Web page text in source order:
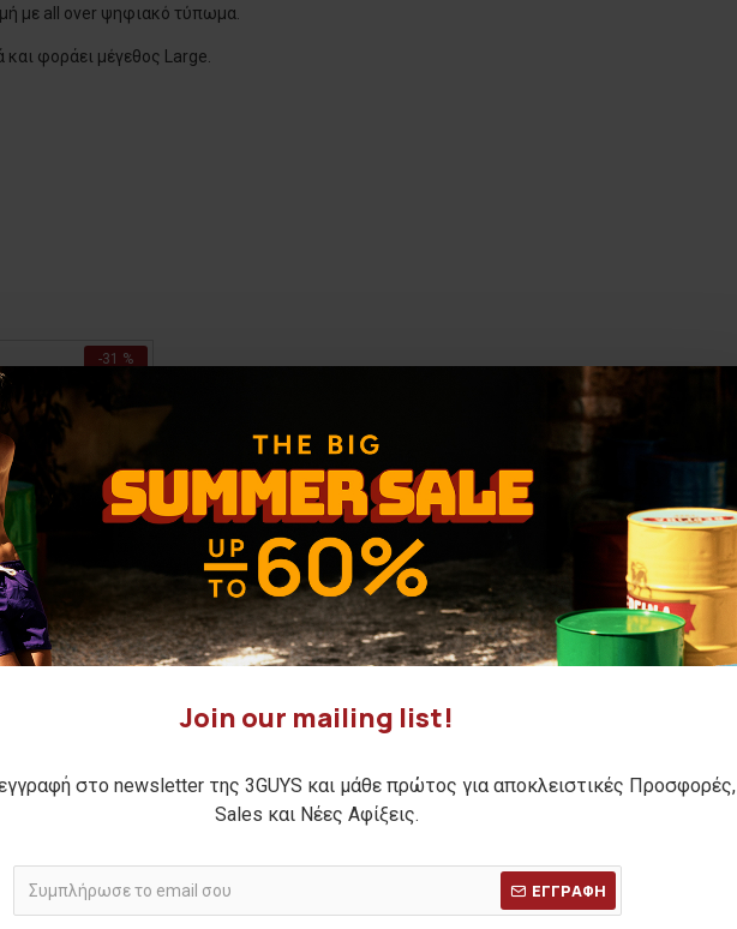
Join our mailing list!
στο newsletter της 3GUYS και μάθε πρώτος για αποκλειστικές Προσφορές,
Sales και Νέες Αφίξεις.
ΕΓΓΡΑΦΗ
με all over ψηφιακό τύπωμα.
φοράει μέγεθος Large.
-31 %
MARK
30 ΗΜΕΡΩΝ: 24,00€